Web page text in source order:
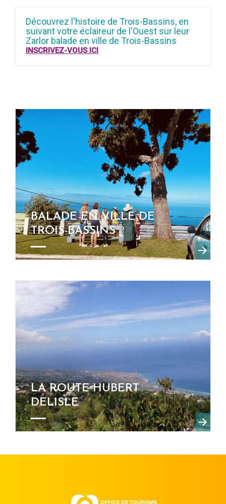
Découvrez l'histoire de Trois-Bassins, en
suivant votre éclaireur de l'Ouest sur leur
Zarlor balade en ville de Trois-Bassins
INSCRIVEZ-VOUS ICI
BALADE EN VILLE DE
TROIS-BASSINS
LA ROUTE HUBERT
DELISLE